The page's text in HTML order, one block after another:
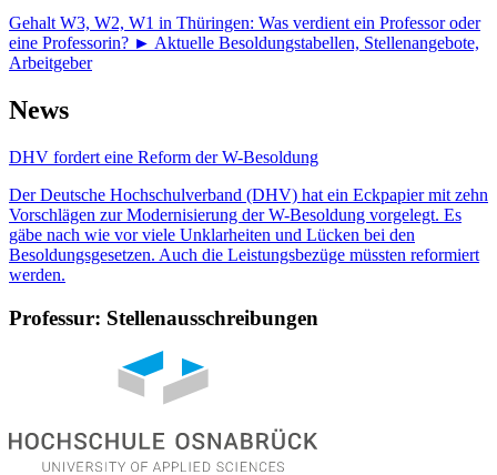
Gehalt W3, W2, W1 in Thüringen: Was verdient ein Professor oder
eine Professorin? ► Aktuelle Besoldungstabellen, Stellenangebote,
Arbeitgeber
News
DHV fordert eine Reform der W-Besoldung
Der Deutsche Hochschulverband (DHV) hat ein Eckpapier mit zehn
Vorschlägen zur Modernisierung der W-Besoldung vorgelegt. Es
gäbe nach wie vor viele Unklarheiten und Lücken bei den
Besoldungsgesetzen. Auch die Leistungsbezüge müssten reformiert
werden.
Professur: Stellenausschreibungen